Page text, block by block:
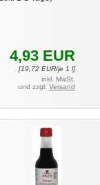
4,93 EUR
[19,72EUR/je 1 l]
inkl. MwSt.
und zzgl. Versand